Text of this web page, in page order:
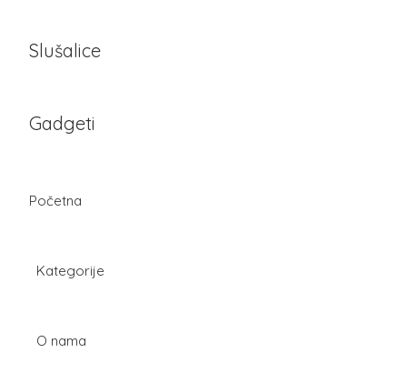
Slušalice
Gadgeti
Početna
Kategorije
O nama